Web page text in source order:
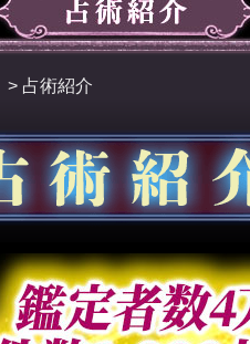
> 占術紹介